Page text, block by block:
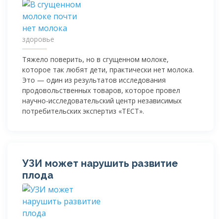
здоровье
Тяжело поверить, но в сгущенном молоке,
которое так любят дети, практически нет молока.
Это — один из результатов исследования
продовольственных товаров, которое провел
научно-исследовательский центр независимых
потребительских экспертиз «ТЕСТ».
УЗИ может нарушить развитие
плода